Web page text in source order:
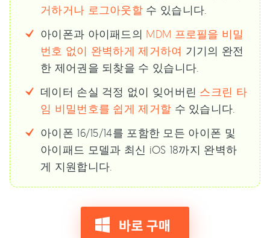
거하거나 로그아웃할 수 있습니다.
아이폰과 아이패드의 MDM 프로필을 비밀
번호 없이 완벽하게 제거하여 기기의 완전
한 제어권을 되찾을 수 있습니다.
데이터 손실 걱정 없이 잊어버린 스크린 타
임 비밀번호를 쉽게 제거할 수 있습니다.
아이폰 16/15/14를 포함한 모든 아이폰 및
아이패드 모델과 최신 iOS 18까지 완벽하
게 지원합니다.